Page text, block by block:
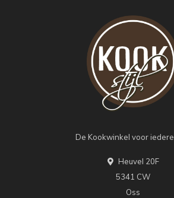
De Kookwinkel voor
Heuvel 20F
5341 CW
Oss